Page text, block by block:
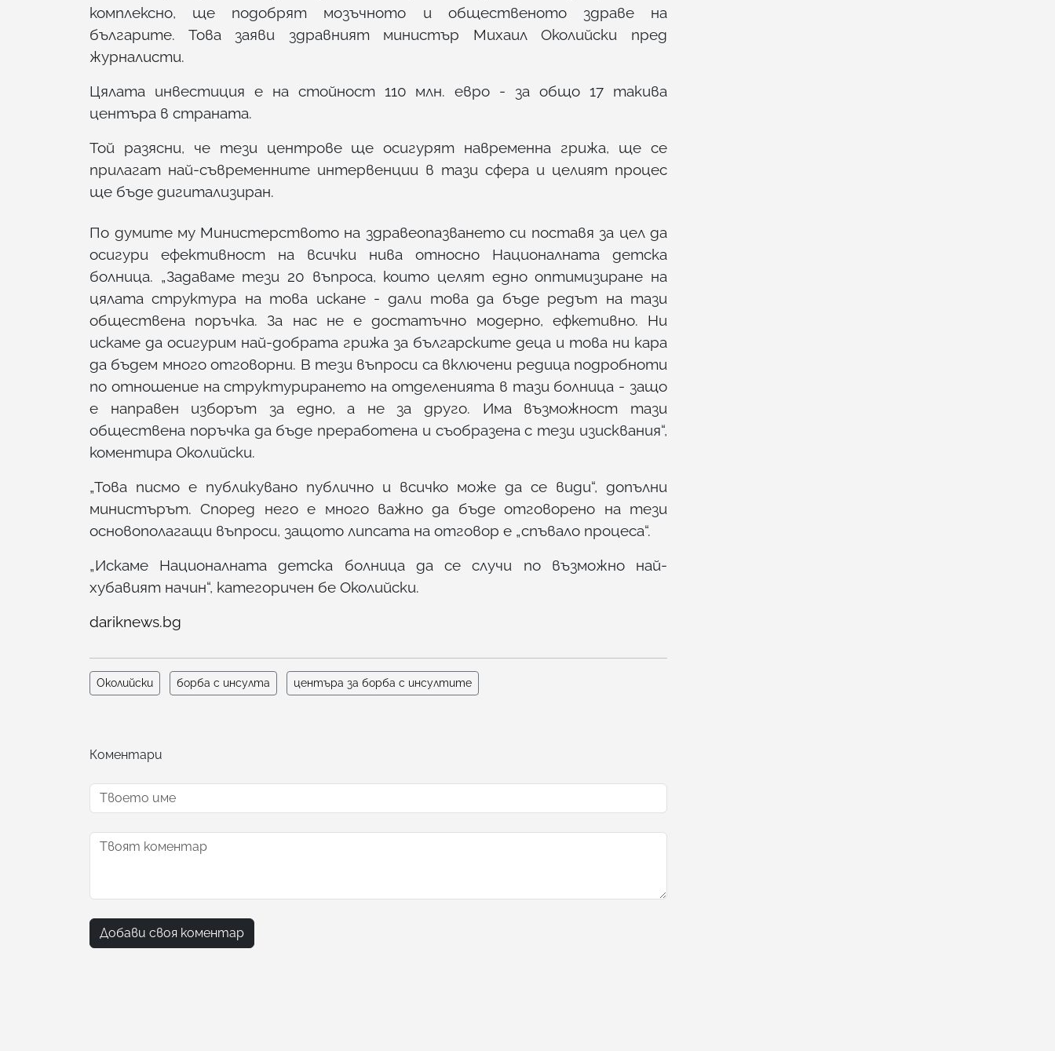
комплексно, ще подобрят мозъчното и общественото здраве на
българите. Това заяви здравният министър Михаил Околийски пред
журналисти.
Цялата инвестиция е на стойност 110 млн. евро - за общо 17 такива
центъра в страната.
Той разясни, че тези центрове ще осигурят навременна грижа, ще се
прилагат най-съвременните интервенции в тази сфера и целият процес
ще бъде дигитализиран.
По думите му Министерството на здравеопазването си поставя за цел да
осигури ефективност на всички нива относно Националната детска
болница. „Задаваме тези 20 въпроса, които целят едно оптимизиране на
цялата структура на това искане - дали това да бъде редът на тази
обществена поръчка. За нас не е достатъчно модерно, ефкетивно. Ни
искаме да осигурим най-добрата грижа за българските деца и това ни кара
да бъдем много отговорни. В тези въпроси са включени редица подробноти
по отношение на структурирането на отделенията в тази болница - защо
е направен изборът за едно, а не за друго. Има възможност тази
обществена поръчка да бъде преработена и съобразена с тези изисквания“,
коментира Околийски.
„Това писмо е публикувано публично и всичко може да се види“, допълни
министърът. Според него е много важно да бъде отговорено на тези
основополагащи въпроси, защото липсата на отговор е „спъвало процеса“.
„Искаме Националната детска болница да се случи по възможно най-
хубавият начин“, категоричен бе Околийски.
dariknews.bg
Околийски борба с инсулта центъра за борба с инсултите
Коментари
Добави своя коментар